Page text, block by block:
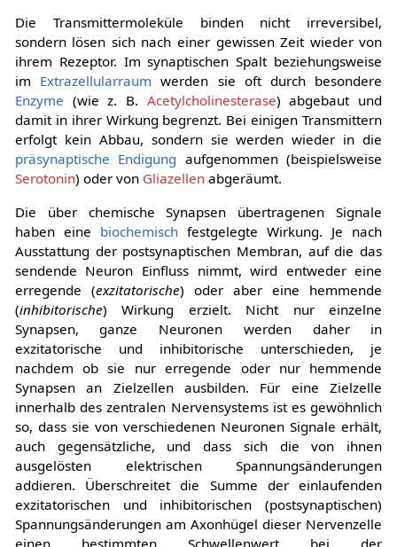
Die Transmittermoleküle binden nicht irreversibel,
sondern lösen sich nach einer gewissen Zeit wieder von
ihrem Rezeptor. Im synaptischen Spalt beziehungsweise
im Extrazellularraum werden sie oft durch besondere
Enzyme (wie z. B. Acetylcholinesterase) abgebaut und
damit in ihrer Wirkung begrenzt. Bei einigen Transmittern
erfolgt kein Abbau, sondern sie werden wieder in die
präsynaptische Endigung aufgenommen (beispielsweise
Serotonin) oder von Gliazellenabgeräumt.
Die über chemische Synapsen übertragenen Signale
haben eine biochemischfestgelegte Wirkung. Je nach
Ausstattung der postsynaptischen Membran, auf die das
sendende Neuron Einfluss nimmt, wird entweder eine
erregende (exzitatorische) oder aber eine hemmende
(inhibitorische) Wirkung erzielt. Nicht nur einzelne
Synapsen, ganze Neuronen werden daher in
exzitatorische und inhibitorische unterschieden, je
nachdem ob sie nur erregende oder nur hemmende
Synapsen an Zielzellen ausbilden. Für eine Zielzelle
innerhalb des zentralen Nervensystems ist es gewöhnlich
so, dass sie von verschiedenen Neuronen Signale erhält,
auch gegensätzliche, und dass sich die von ihnen
ausgelösten elektrischen Spannungsänderungen
addieren. Überschreitet die Summe der einlaufenden
exzitatorischen und inhibitorischen (postsynaptischen)
Spannungsänderungen am Axonhügel dieser Nervenzelle
einen bestimmten Schwellenwert bei der